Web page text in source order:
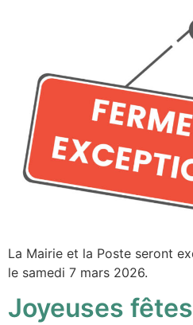
La Mairie et la Poste seront
le samedi 7 mars 2026.
Joyeuses